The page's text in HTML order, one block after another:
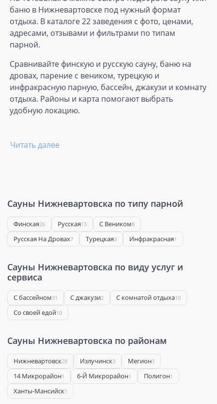
баню в Нижневартовске под нужный формат
отдыха. В каталоге 22 заведения с фото, ценами,
адресами, отзывами и фильтрами по типам
парной.
Сравнивайте финскую и русскую сауну, баню на
дровах, парение с веником, турецкую и
инфракрасную парную, бассейн, джакузи и комнату
отдыха. Районы и карта помогают выбрать
удобную локацию.
Читать далее
Сауны Нижневартовска по типу парной
Финская26 Русская13 С Веником8
Русская На Дровах7 Турецкая3 Инфракрасная1
Сауны Нижневартовска по виду услуг и
сервиса
С бассейном31 С джакузи2 С комнатой отдыха10
Со своей едой10
Сауны Нижневартовска по районам
Нижневартовск28 Излучинск3 Мегион3
14 Микрорайон1 6-Й Микрорайон1 Полигон1
Ханты-Мансийск1